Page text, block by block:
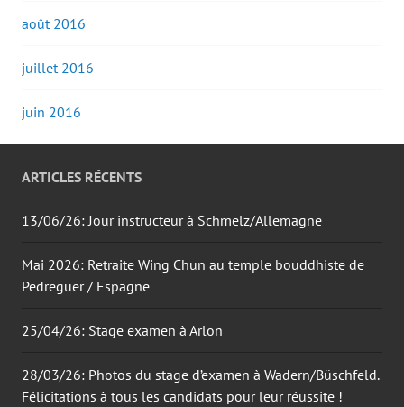
août 2016
juillet 2016
juin 2016
ARTICLES RÉCENTS
13/06/26: Jour instructeur à Schmelz/Allemagne
Mai 2026: Retraite Wing Chun au temple bouddhiste de
Pedreguer / Espagne
25/04/26: Stage examen à Arlon
28/03/26: Photos du stage d’examen à Wadern/Büschfeld.
Félicitations à tous les candidats pour leur réussite !